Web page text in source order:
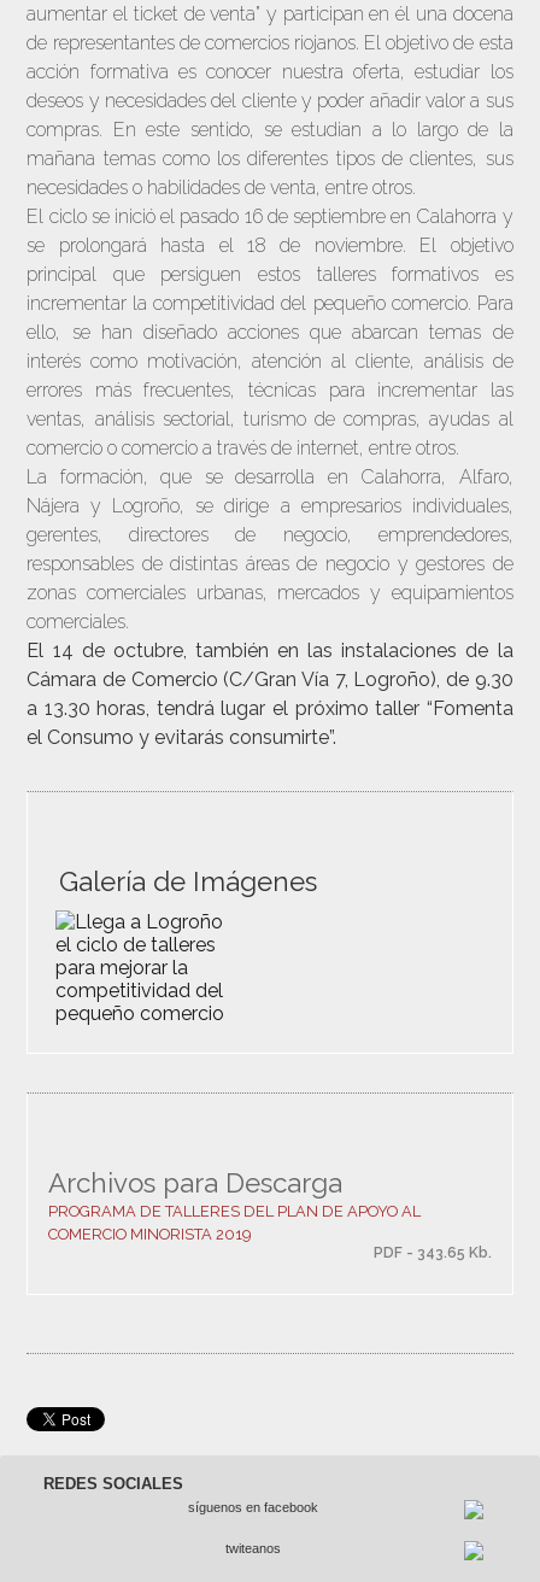
aumentar el ticket de venta” y participan en él una docena
de representantes de comercios riojanos. El objetivo de esta
acción formativa es conocer nuestra oferta, estudiar los
deseos y necesidades del cliente y poder añadir valor a sus
compras. En este sentido, se estudian a lo largo de la
mañana temas como los diferentes tipos de clientes, sus
necesidades o habilidades de venta, entre otros.
El ciclo se inició el pasado 16 de septiembre en Calahorra y
se prolongará hasta el 18 de noviembre. El objetivo
principal que persiguen estos talleres formativos es
incrementar la competitividad del pequeño comercio. Para
ello, se han diseñado acciones que abarcan temas de
interés como motivación, atención al cliente, análisis de
errores más frecuentes, técnicas para incrementar las
ventas, análisis sectorial, turismo de compras, ayudas al
comercio o comercio a través de internet, entre otros.
La formación, que se desarrolla en Calahorra, Alfaro,
Nájera y Logroño, se dirige a empresarios individuales,
gerentes, directores de negocio, emprendedores,
responsables de distintas áreas de negocio y gestores de
zonas comerciales urbanas, mercados y equipamientos
comerciales.
El 14 de octubre, también en las instalaciones de la
Cámara de Comercio (C/Gran Vía 7, Logroño), de 9.30
a 13.30 horas, tendrá lugar el próximo taller “Fomenta
el Consumo y evitarás consumirte”.
Galería de Imágenes
Archivos para Descarga
PROGRAMA DE TALLERES DEL PLAN DE APOYO AL
COMERCIO MINORISTA 2019
PDF - 343.65 Kb.
REDES SOCIALES
síguenos en facebook
twiteanos